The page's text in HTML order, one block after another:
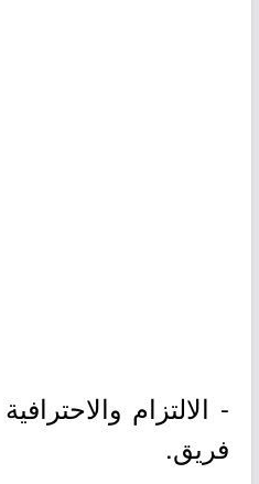
- الالتزام
فريق.